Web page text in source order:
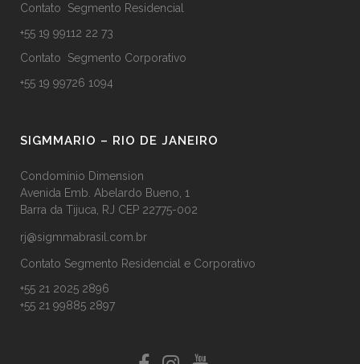
Contato Segmento Residencial
+55 19 99112 22 73
Contato Segmento Corporativo
+55 19 99726 1094
SIGMMARIO – RIO DE JANEIRO
Condomínio Dimension
Avenida Emb. Abelardo Bueno, 1
Barra da Tijuca, RJ CEP 22775-002
rj@sigmmabrasil.com.br
Contato Segmento Residencial e Corporativo
+55 21 2025 2896
+55 21 99885 2897